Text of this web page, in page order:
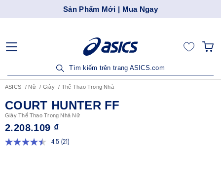
Sản Phẩm Mới | Mua Ngay
Tìm kiếm trên trang ASICS.com
ASICS Nữ Giày Thể Thao Trong Nhà
COURT HUNTER FF
Giày Thể Thao Trong Nhà Nữ
2.208.109 ₫
4.5 Đọc
(21)